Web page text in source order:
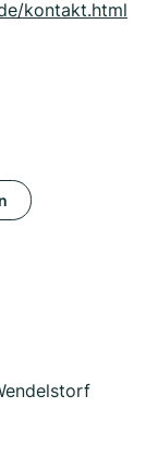
kontakt.html